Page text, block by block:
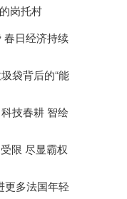
岗托村
春日经济持续
袋背后的“能
技春耕 智绘
限 尽显霸权
更多法国年轻